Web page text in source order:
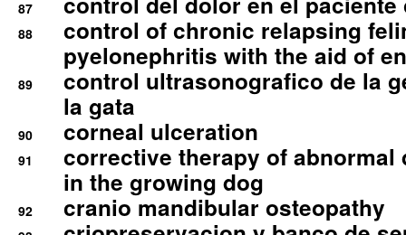
87
88
control of chronic relapsing
pyelonephritis with the aid of
89
control ultrasonografico de la
la gata
90 corneal ulceration
91
corrective therapy of abnormal
in the growing dog
92 cranio mandibular osteopathy